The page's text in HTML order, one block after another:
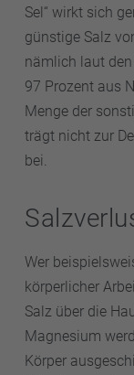
Sel“ wirkt sich
günstige Salz
nämlich laut
97 Prozent aus
Menge der
trägt nicht zur
bei.
Wer
körperlicher
Salz über die
Magnesium
Körper